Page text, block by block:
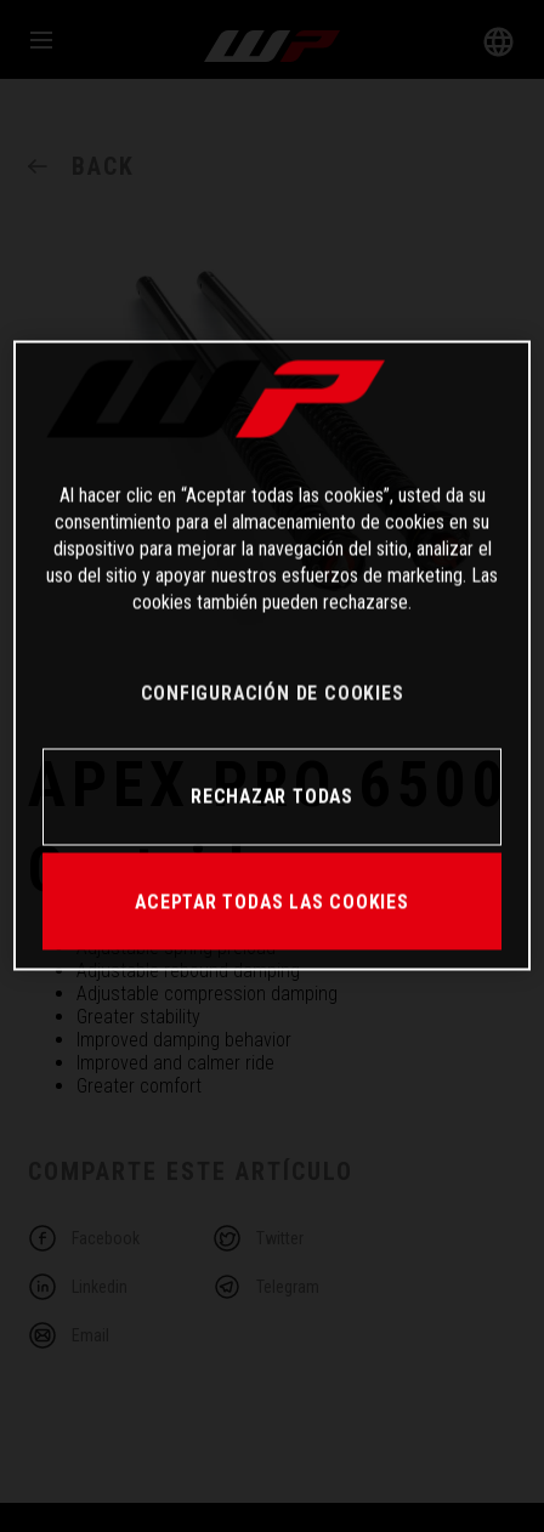
APEX PRO 6500
Cartridge
Adjustable spring preload
Adjustable rebound damping
Adjustable compression damping
Greater stability
Improved damping behavior
Improved and calmer ride
Greater comfort
Al hacer clic en “Aceptar todas las cookies”, usted da su
consentimiento para el almacenamiento de cookies en su
dispositivo para mejorar la navegación del sitio, analizar el
uso del sitio y apoyar nuestros esfuerzos de marketing. Las
cookies también pueden rechazarse.
CONFIGURACIÓN DE COOKIES
RECHAZAR TODAS
ACEPTAR TODAS LAS COOKIES